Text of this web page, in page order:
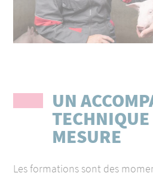
UN
MESURE
Les formations sont des